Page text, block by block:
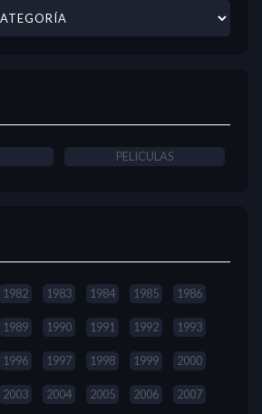
PELICULAS
1982 1983 1984 1985 1986
1989 1990 1991 1992 1993
1996 1997 1998 1999 2000
2003 2004 2005 2006 2007